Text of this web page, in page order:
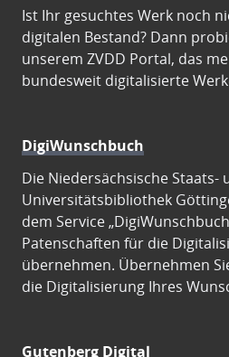
Ist Ihr gesuchtes Werk noch
digitalen Bestand? Dann
unserem ZVDD Portal, das
bundesweit digitalisierte
DigiWunschbuch
Die Niedersächsische Staats-
Universitätsbibliothek
dem Service
Patenschaften für die
übernehmen. Übernehmen
die Digitalisierung Ihres
Gutenberg Digital